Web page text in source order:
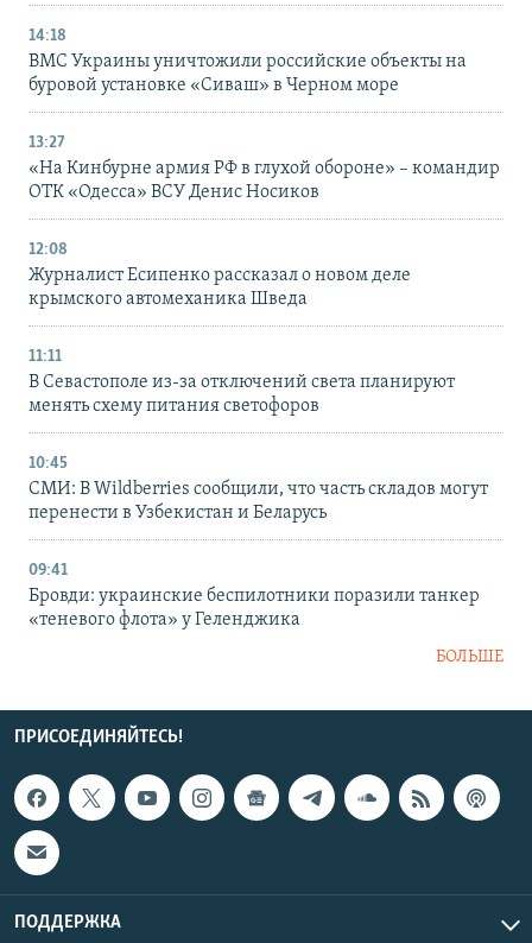
14:18
ВМС Украины уничтожили российские объекты на
буровой установке «Сиваш» в Черном море
13:27
«На Кинбурне армия РФ в глухой обороне» – командир
ОТК «Одесса» ВСУ Денис Носиков
12:08
Журналист Есипенко рассказал о новом деле
крымского автомеханика Шведа
11:11
В Севастополе из-за отключений света планируют
менять схему питания светофоров
10:45
СМИ: В Wildberries сообщили, что часть складов могут
перенести в Узбекистан и Беларусь
09:41
Бровди: украинские беспилотники поразили танкер
«теневого флота» у Геленджика
БОЛЬШЕ
ПРИСОЕДИНЯЙТЕСЬ!
ПОДДЕРЖКА